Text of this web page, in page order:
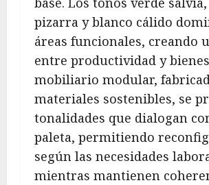
pizarra y blanco cálido
áreas funcionales, creando
entre productividad y
mobiliario modular,
materiales sostenibles, se
tonalidades que dialogan
paleta, permitiendo
según las necesidades
mientras mantienen